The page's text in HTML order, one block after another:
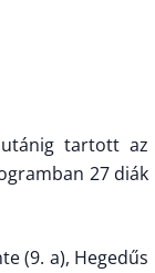
tartott az
27 diák
(9. a), Hegedűs